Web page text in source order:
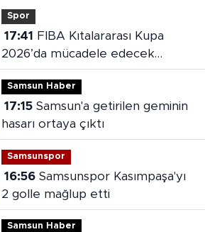
Spor
17:41
2026’da mücadele edecek
takımlar belli oldu
Samsun Haber
17:15Samsun'a getirilen geminin
hasarı ortaya çıktı
Samsunspor
16:56Samsunspor Kasımpaşa'yı
2 golle mağlup etti
Samsun Haber